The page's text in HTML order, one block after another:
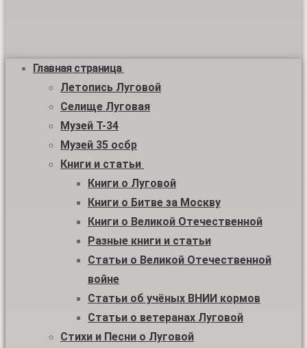
Главная страница
Летопись Луговой
Селище Луговая
Музей Т-34
Музей 35 осбр
Книги и статьи
Книги о Луговой
Книги о Битве за Москву
Книги о Великой Отечественной
Разные книги и статьи
Статьи о Великой Отечественной
войне
Статьи об учёных ВНИИ кормов
Статьи о ветеранах Луговой
Стихи и Песни о Луговой